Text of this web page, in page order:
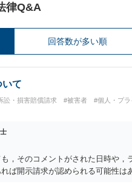
律Q&A
回答数が多い順
いて
訟・損害賠償請求 #被害者 #個人・プラ
，そのコメントがされた日時や，
ば開示請求が認められる可能性は